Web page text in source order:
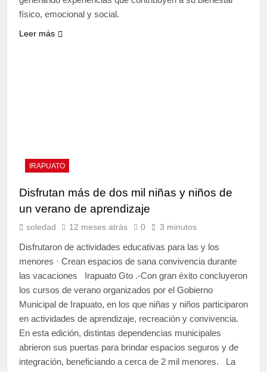
físico, emocional y social.
Leer más
IRAPUATO
Disfrutan más de dos mil niñas y niños de
un verano de aprendizaje
soledad 12 meses atrás 0 3 minutos
Disfrutaron de actividades educativas para las y los
menores · Crean espacios de sana convivencia durante
las vacaciones Irapuato Gto .-Con gran éxito concluyeron
los cursos de verano organizados por el Gobierno
Municipal de Irapuato, en los que niñas y niños participaron
en actividades de aprendizaje, recreación y convivencia.
En esta edición, distintas dependencias municipales
abrieron sus puertas para brindar espacios seguros y de
integración, beneficiando a cerca de 2 mil menores. La